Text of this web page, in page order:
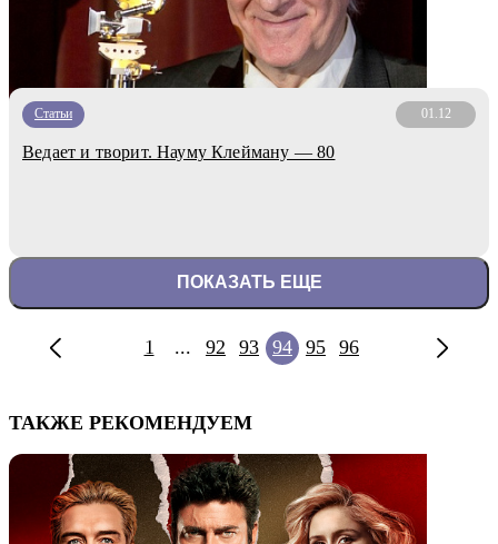
Статьи 01.12
Ведает и творит. Науму Клейману — 80
ПОКАЗАТЬ ЕЩЕ
1 ... 92 93 94 95 96
ТАКЖЕ РЕКОМЕНДУЕМ